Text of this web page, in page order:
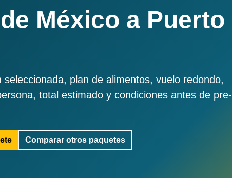
México a Puerto
seleccionada, plan de alimentos, vuelo redondo,
total estimado y condiciones antes de pre-
Comparar otros paquetes